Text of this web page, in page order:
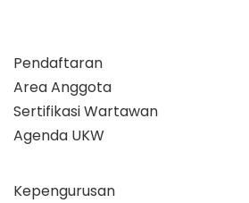
Pendaftaran
Area Anggota
Sertifikasi Wartawan
Agenda UKW
Kepengurusan